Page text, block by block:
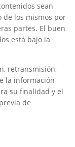
sean
de los mismos por
partes. El buen
está bajo la
retransmisión,
la información
su finalidad y el
de